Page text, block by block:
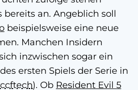
bereits an. Angeblich soll
beispielsweise eine neue
Manchen Insidern
inzwischen sogar ein
ersten Spiels der Serie in
). Ob Resident Evil 5